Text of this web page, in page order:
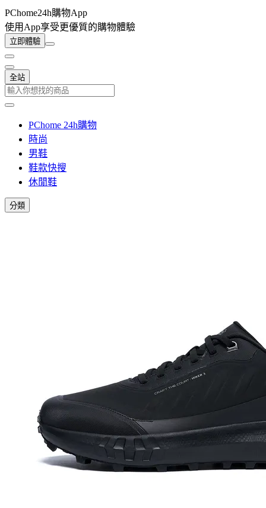
PChome24h購物App
使用App享受更優質的購物體驗
立即體驗
全站
PChome 24h購物
時尚
男鞋
鞋款快搜
休閒鞋
分類